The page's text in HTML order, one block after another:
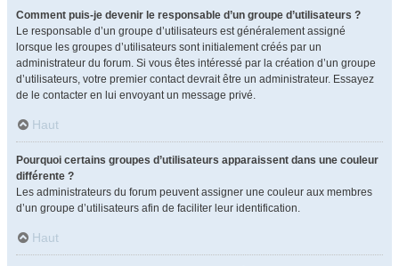
Comment puis-je devenir le responsable d’un groupe d’utilisateurs ?
Le responsable d’un groupe d’utilisateurs est généralement assigné
lorsque les groupes d’utilisateurs sont initialement créés par un
administrateur du forum. Si vous êtes intéressé par la création d’un groupe
d’utilisateurs, votre premier contact devrait être un administrateur. Essayez
de le contacter en lui envoyant un message privé.
Haut
Pourquoi certains groupes d’utilisateurs apparaissent dans une couleur
différente ?
Les administrateurs du forum peuvent assigner une couleur aux membres
d’un groupe d’utilisateurs afin de faciliter leur identification.
Haut